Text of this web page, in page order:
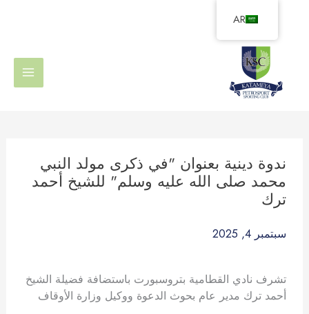
المحتوى
ندوة دينية بعنوان "في ذكرى مولد النبي
محمد صلى الله عليه وسلم" للشيخ أحمد
ترك
سبتمبر 4, 2025
تشرف نادي القطامية بتروسبورت باستضافة فضيلة الشيخ
أحمد ترك مدير عام بحوث الدعوة ووكيل وزارة الأوقاف
AR